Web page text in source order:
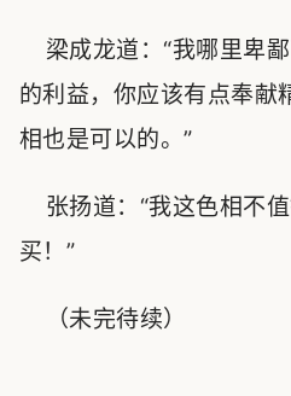
梁成龙道：“我哪里卑
的利益，你应该有点奉献
相也是可以的。”
张扬道：“我这色相不
买！”
（未完待续）